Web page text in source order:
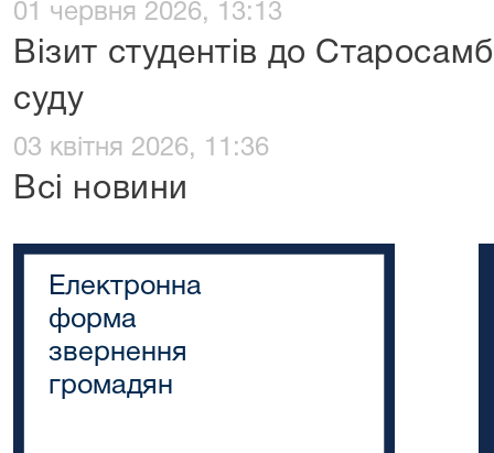
01 червня 2026, 13:13
Візит студентів до
суду
03 квітня 2026, 11:36
Всі новини
Електронна
форма
звернення
громадян